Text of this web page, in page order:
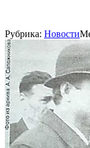
Рубрика: Новости